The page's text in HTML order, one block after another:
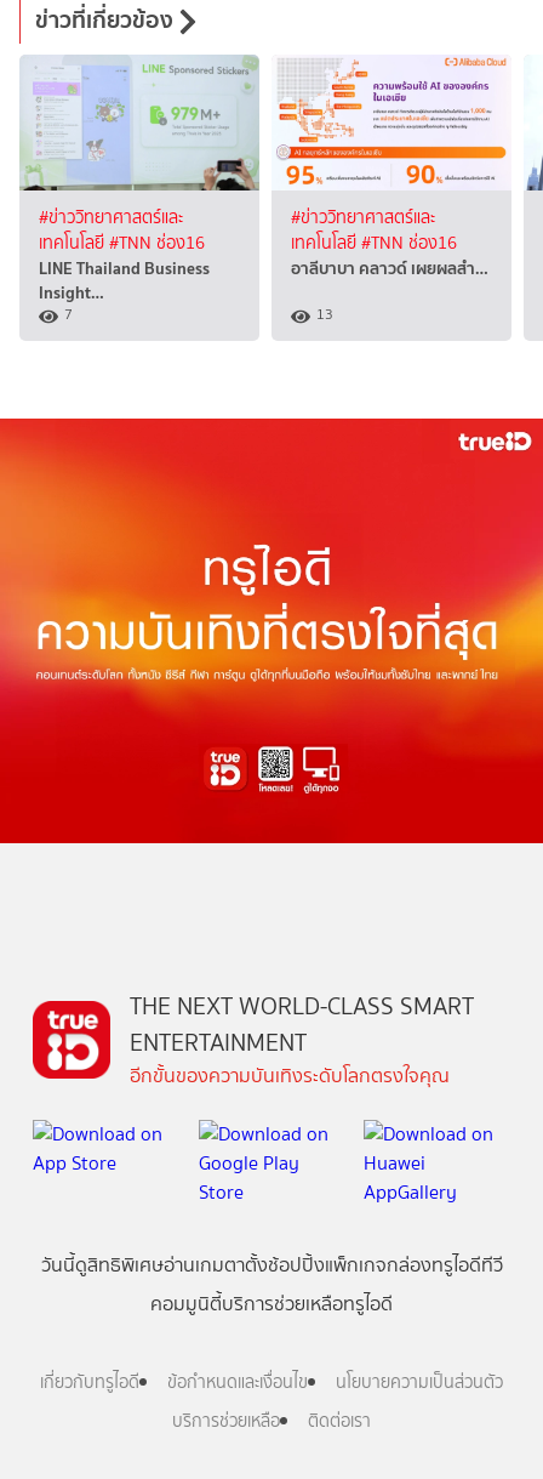
ข่าวที่เกี่ยวข้อง
#ข่าววิทยาศาสตร์และ
เทคโนโลยี#TNN ช่อง16
LINE Thailand Business
Insight…
7
#ข่าววิทยาศาสตร์และ
เทคโนโลยี#TNN ช่อง16
อาลีบาบา คลาวด์ เผยผลสำ…
13
THE NEXT WORLD-CLASS SMART
ENTERTAINMENT
อีกขั้นของความบันเทิงระดับโลกตรงใจคุณ
วันนี้ดูสิทธิพิเศษอ่านเกมตาตั้งช้อปปิ้งแพ็กเกจกล่องทรูไอดีทีวี
คอมมูนิตี้บริการช่วยเหลือทรูไอดี
เกี่ยวกับทรูไอดี ข้อกำหนดและเงื่อนไข
นโยบายความเป็นส่วนตัว
บริการช่วยเหลือ
ติดต่อเรา